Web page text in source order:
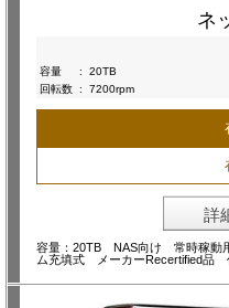
ネ
容量
:
20TB
回転数 : 7200rpm
詳
容量：20TB NAS向け 常時稼
ム充填式 メーカーRecertified品